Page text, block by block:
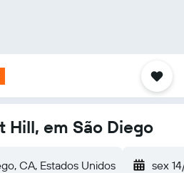
Hill, em São Diego
CA, Estados Unidos sex